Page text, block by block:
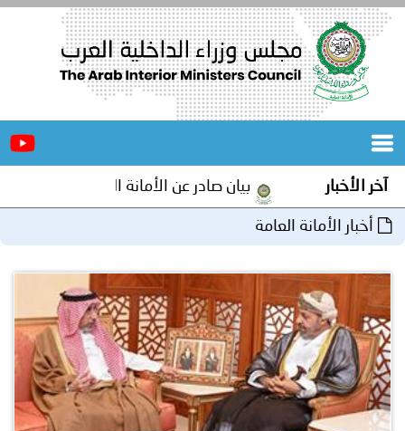
الرئيسية
المكاتب
المجلس
مؤتمرات
و
اجتماعات
جهود
و
إنجازات
برامج
توعوية
الخدمات
آخر الأخبار بيان صادر عن الأمانة العامة لمجلس وزراء
أخبار الأمانة العامة